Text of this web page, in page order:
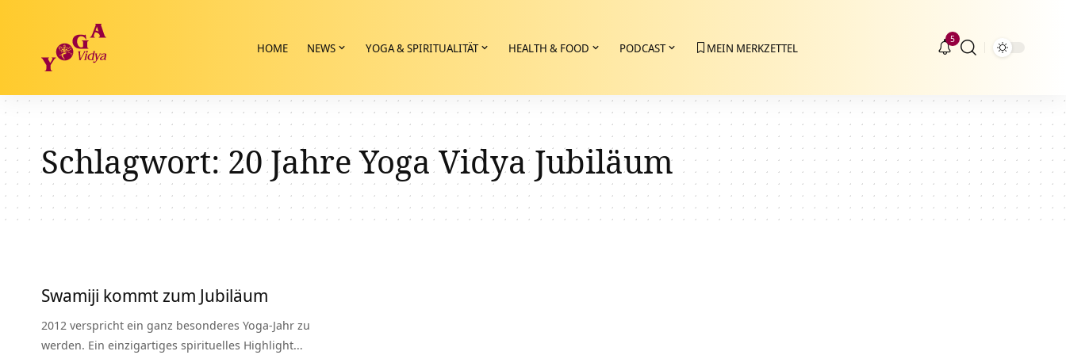
HOME NEWS YOGA & SPIRITUALITÄT HEALTH & FOOD PODCAST MEIN MERKZETTEL
5
Schlagwort: 20 Jahre Yoga Vidya Jubiläum
Swamiji kommt zum Jubiläum
2012 verspricht ein ganz besonderes Yoga-Jahr zu
werden. Ein einzigartiges spirituelles Highlight…